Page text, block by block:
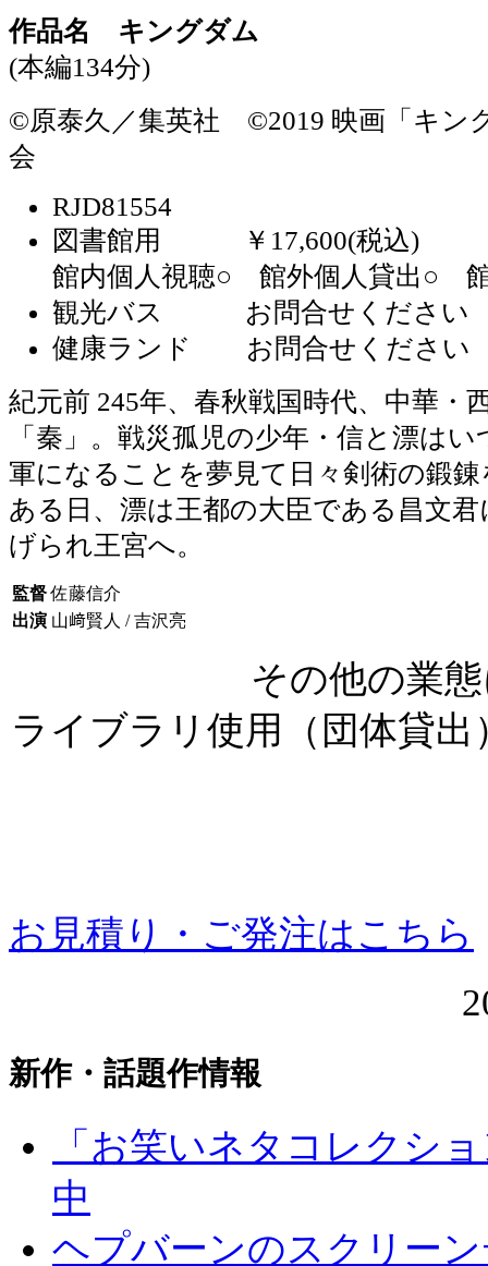
作品名 キングダム
(本編134分)
©原泰久／集英社 ©2019 映画「キン
会
RJD81554
図書館用 ￥17,600(税込)
館内個人視聴○ 館外個人貸出○
観光バス お問合せください
健康ランド お問合せください
紀元前 245年、春秋戦国時代、中華・
「秦」。戦災孤児の少年・信と漂は
軍になることを夢見て日々剣術の鍛
ある日、漂は王都の大臣である昌文
げられ王宮へ。
監督 佐藤信介
出演 山﨑賢人 / 吉沢亮
その他の業
ライブラリ使用（団体貸
お見積り・ご発注はこちら
新作・話題作情報
「お笑いネタコレクシ
中
ヘプバーンのスクリー